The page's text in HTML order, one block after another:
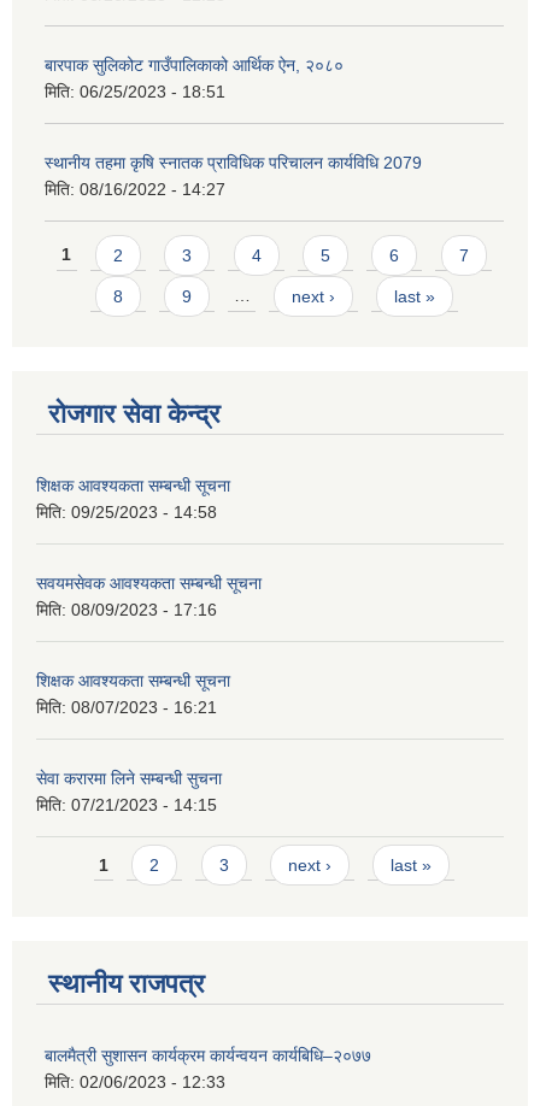
बारपाक सुलिकोट गाउँपालिकाको आर्थिक ऐन, २०८०
मिति: 06/25/2023 - 18:51
स्थानीय तहमा कृषि स्नातक प्राविधिक परिचालन कार्यविधि 2079
मिति: 08/16/2022 - 14:27
Pages
1 2 3 4 5 6 7
8 9 … next › last »
रोजगार सेवा केन्द्र
शिक्षक आवश्यकता सम्बन्धी सूचना
मिति: 09/25/2023 - 14:58
सवयमसेवक आवश्यकता सम्बन्धी सूचना
मिति: 08/09/2023 - 17:16
शिक्षक आवश्यकता सम्बन्धी सूचना
मिति: 08/07/2023 - 16:21
सेवा करारमा लिने सम्बन्धी सुचना
मिति: 07/21/2023 - 14:15
Pages
1 2 3 next › last »
स्थानीय राजपत्र
बालमैत्री सुशासन कार्यक्रम कार्यन्वयन कार्यबिधि–२०७७
मिति: 02/06/2023 - 12:33